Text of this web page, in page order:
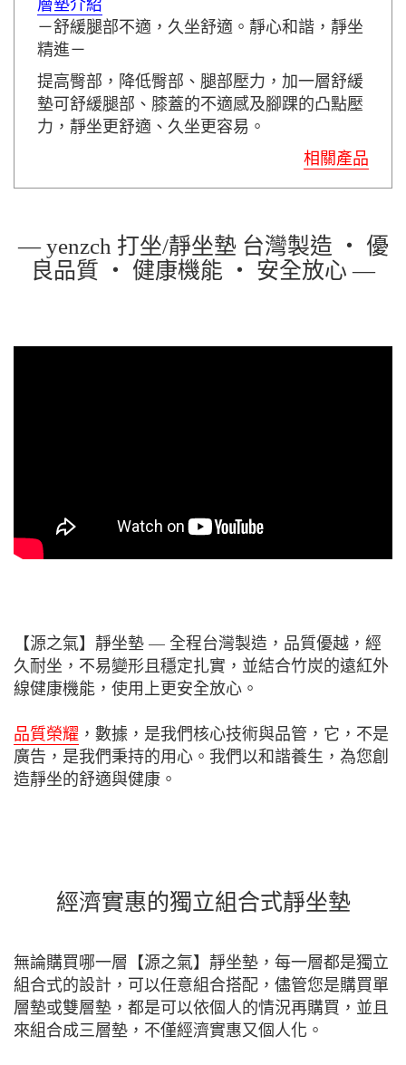
－舒緩腿部不適，久坐舒適。靜心和諧，靜坐
精進－
提高臀部，降低臀部、腿部壓力，加一層舒緩
墊可舒緩腿部、膝蓋的不適感及腳踝的凸點壓
力，靜坐更舒適、久坐更容易。
相關產品
— yenzch 打坐/靜坐墊 台灣製造 ‧ 優
良品質 ‧ 健康機能 ‧ 安全放心 —
【源之氣】靜坐墊 — 全程台灣製造，品質優越，經
久耐坐，不易變形且穩定扎實，並結合竹炭的遠紅外
線健康機能，使用上更安全放心。
品質榮耀 ，數據，是我們核心技術與品管，它，不是
廣告，是我們秉持的用心。我們以和諧養生，為您創
造靜坐的舒適與健康。
經濟實惠的獨立組合式靜坐墊
無論購買哪一層【源之氣】靜坐墊，每一層都是獨立
組合式的設計，可以任意組合搭配，儘管您是購買單
層墊或雙層墊，都是可以依個人的情況再購買，並且
來組合成三層墊，不僅經濟實惠又個人化。